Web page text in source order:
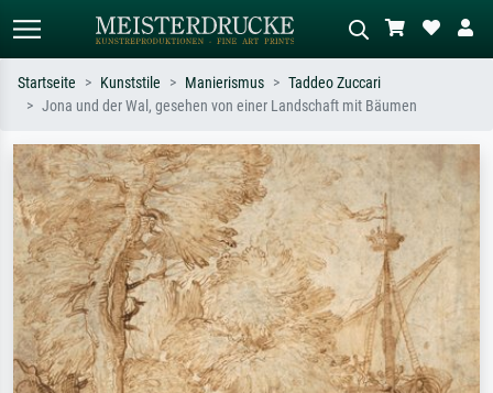
Suchen Sie nach Künstlern, Werktiteln
oder Stilen – z.B. Monet,
Sternennacht, Impressionismus, Welle
Hokusai, Akt.
Beschreiben Sie die Szene – z.B. Grüne
Wiese, Abstrakt mit viel Rot, Dunkles
Ölgemälde, Stehender Akt neben einem
Baum.
Startseite Kunststile Manierismus
Taddeo Zuccari
Jona und der Wal, gesehen von einer Landschaft mit Bäumen